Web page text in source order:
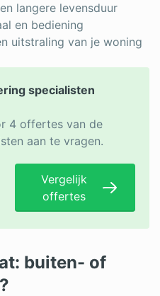
langere levensduur
en bediening
uitstraling van je woning
specialisten
4 offertes van de
aan te vragen.
Vergelijk
offertes
buiten- of